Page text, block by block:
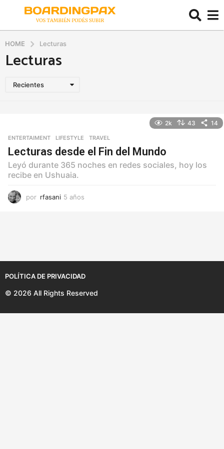
HOME Lecturas
Lecturas
Recientes
2k 43 14
ENTERTAIMENT ,LIFESTYLE ,TRAVEL
Lecturas desde el Fin del Mundo
Leyó durante 365 noches en redes sociales, hoy los
recibe en Ushuaia.
por rfasani 5 años
POLÍTICA DE PRIVACIDAD
© 2026 All Rights Reserved